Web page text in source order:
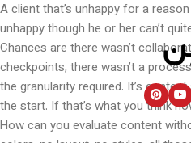
A client that’s unhappy for a
unhappy though he or her can’t
Chances are there wasn’t
checkpoints, there wasn’t a
the granularity required. It’s
the start. If that’s what you think
How can you evaluate content